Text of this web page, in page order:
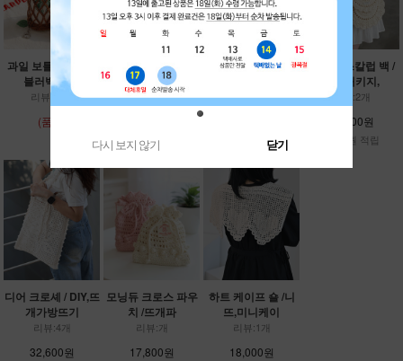
과일 보틀 홀더 / 텀
블러백,보틀
리뷰:11개
(품절)
미니 샴 플리아쥬백
/롱샴백,토
리뷰:6개
1,670원 적립
삼각 엣지 스카프 /
리뷰:개
650원 적립
스프링 스칼럽 백 /
뜨개패키지,
리뷰:2개
23,600원
1,180원 적립
디어 크로셰 / DIY,뜨
개가방뜨기
리뷰:4개
32,600원
모닝듀 크로스 파우
치 /뜨개파
리뷰:개
17,800원
하트 케이프 숄 /니
뜨,미니케이
리뷰:1개
18,000원
다시 보지 않기 닫기